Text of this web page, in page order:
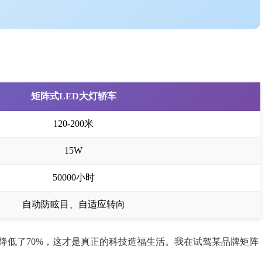
矩阵式LED大灯轿车
120-200米
15W
50000小时
自动防眩目、自适应转向
低了70%，这才是真正的科技造福生活。我在试驾某品牌矩阵